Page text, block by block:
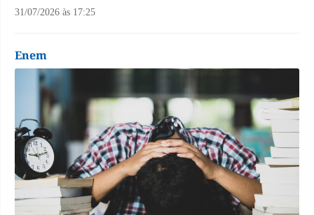
31/07/2026 às 17:25
Enem